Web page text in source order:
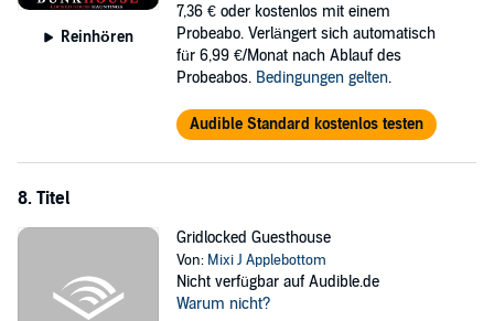
Reinhören
7,36 € oder kostenlos mit einem
Probeabo. Verlängert sich automatisch
für 6,99 €/Monat nach Ablauf des
Probeabos. Bedingungen gelten.
Audible Standard kostenlos testen
8. Titel
Gridlocked Guesthouse
Von: Mixi J Applebottom
Nicht verfügbar auf Audible.de
Warum nicht?